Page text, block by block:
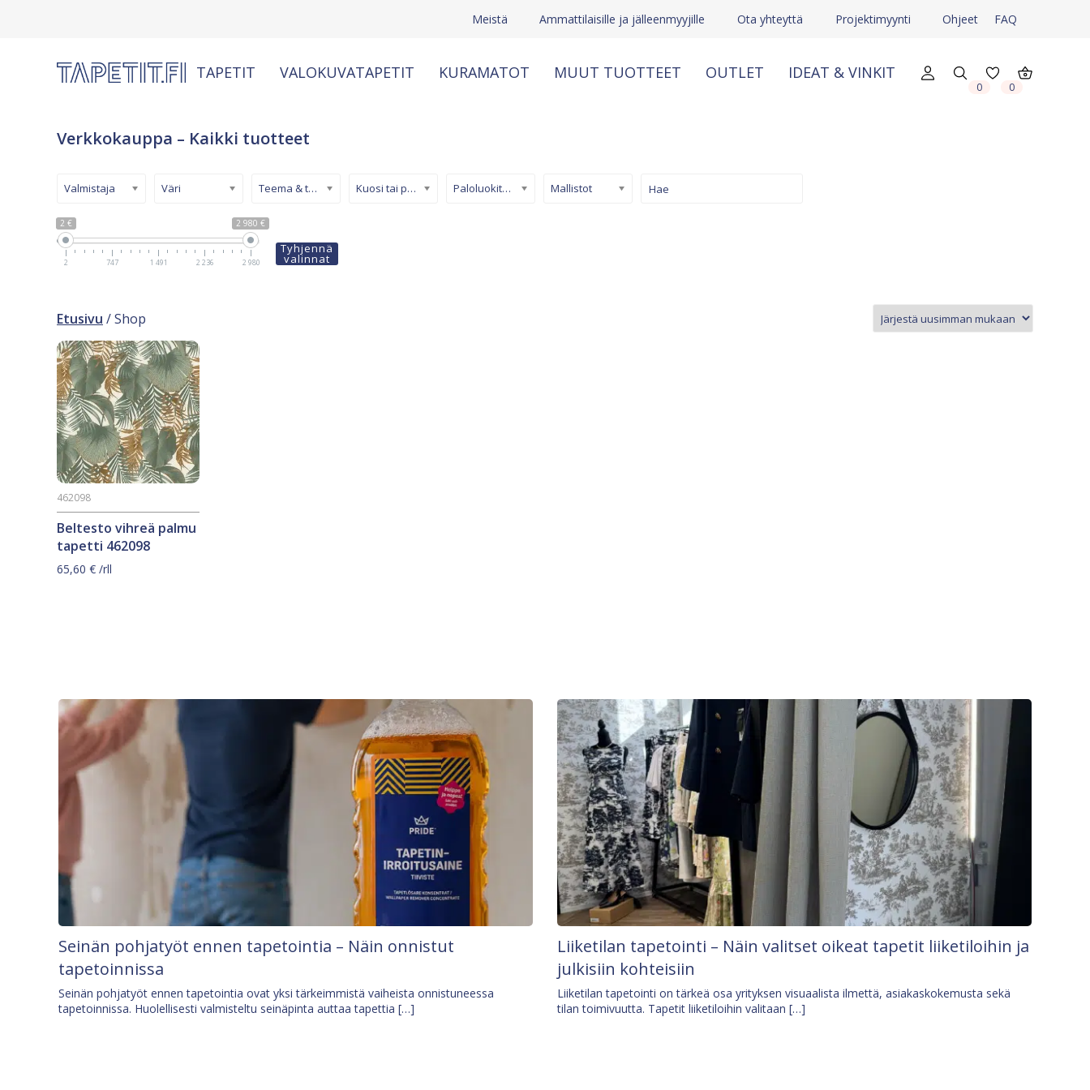
Meistä Ammattilaisille ja jälleenmyyjille Ota yhteyttä Projektimyynti Ohjeet FAQ
TAPETIT VALOKUVATAPETIT KURAMATOT MUUT TUOTTEET OUTLET IDEAT & VINKIT
0 0
Verkkokauppa – Kaikki tuotteet
2 € 2 980 €
2 747 1 491 2 236 2 980
Valmistaja Väri Teema & tyyli Kuosi tai pinta Paloluokiteltu tapetti Mallistot
Tyhjennä
valinnat
Etusivu / Shop
Beltesto vihreä palmu
tapetti 462098
462098
65,60 € /rll
Seinän pohjatyöt ennen tapetointia – Näin onnistut
tapetoinnissa
Seinän pohjatyöt ennen tapetointia ovat yksi tärkeimmistä vaiheista onnistuneessa
tapetoinnissa. Huolellisesti valmisteltu seinäpinta auttaa tapettia […]
Liiketilan tapetointi – Näin valitset oikeat tapetit liiketiloihin ja
julkisiin kohteisiin
Liiketilan tapetointi on tärkeä osa yrityksen visuaalista ilmettä, asiakaskokemusta sekä
tilan toimivuutta. Tapetit liiketiloihin valitaan […]